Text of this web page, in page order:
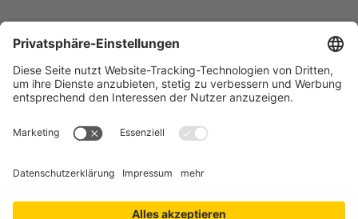
Deutschen Gießerei-Industrie e.V.
40549 Düsseldorf
Telefon:0211 - 68 71 - 03